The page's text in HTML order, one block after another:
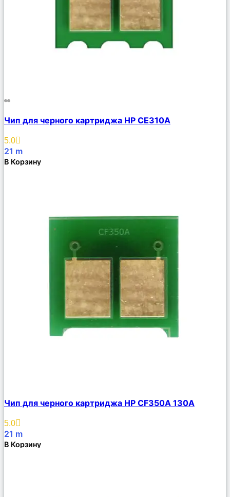
Описание
Избранное
Чип для черного картриджа HP CE310A
5.0
21 m
В Корзину
Описание
Избранное
Чип для черного картриджа HP CF350A 130А
5.0
21 m
В Корзину